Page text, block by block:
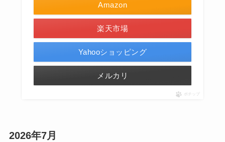
Amazon
楽天市場
Yahooショッピング
メルカリ
ポチップ
2026年7月